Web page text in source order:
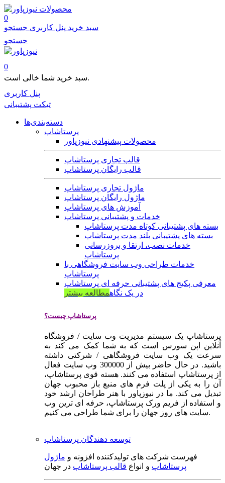
محصولات
0
سبد خرید پنل کاربری جستجو
جستجو
0
سبد خرید شما خالی است.
پنل کاربری
تیکت پشتیبانی
دسته‌بندی‌ها
پرستاشاپ
محصولات پیشنهادی نیوزپاور
قالب تجاری پرستاشاپ
قالب رایگان پرستاشاپ
ماژول تجاری پرستاشاپ
ماژول رایگان پرستاشاپ
آموزش های پرستاشاپ
خدمات و پشتیبانی پرستاشاپ
بسته های پشتیبانی کوتاه مدت پرستاشاپ
بسته های پشتیبانی بلند مدت پرستاشاپ
خدمات نصب، ارتقا و بروزرسانی
پرستاشاپ
خدمات طراحی وب سایت فروشگاهی با
پرستاشاپ
معرفی پکیج های پشتیبانی حرفه ای پرستاشاپ
در یک نگاهمطالعه بیشتر
پرستاشاپ چیست؟
پرستاشاپ یک سیستم مدیریت وب سایت / فروشگاه
آنلاین اپن سورس است که به شما کمک می کند به
سرعت یک وب سایت فروشگاهی / شرکتی داشته
باشید. در حال حاضر بیش از 300000 وب سایت فعال
از پرستاشاپ استفاده می کنند. هسته قوی پرستاشاپ،
آن را به یکی از پلت فرم های منبع باز محبوب جهان
تبدیل می کند. ما در نیوزپاور با هنر طراحان ارشد خود
و استفاده از فریم ورک پرستاشاپ، حرفه ای ترین وب
سایت های روز جهان را برای شما طراحی می کنیم.
توسعه دهندگان پرستاشاپ
فهرست شرکت های تولیدکننده افزونه و ماژول
پرستاشاپ و انواع قالب پرستاشاپ در جهان